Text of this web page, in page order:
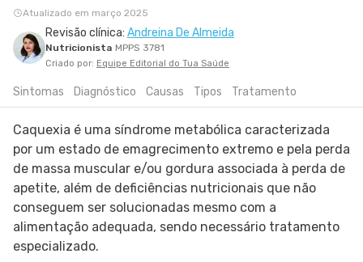
GRAVIDEZ
SIGA O TUA SAÚDE NAS REDES SOCIAIS
Atualizado em março 2025
Revisão clínica: Andreina De Almeida
Nutricionista MPPS 3781
Criado por: Equipe Editorial do Tua Saúde
Sintomas Diagnóstico Causas Tipos Tratamento
Caquexia é uma síndrome metabólica caracterizada
por um estado de emagrecimento extremo e pela perda
de massa muscular e/ou gordura associada à perda de
apetite, além de deficiências nutricionais que não
conseguem ser solucionadas mesmo com a
alimentação adequada, sendo necessário tratamento
especializado.